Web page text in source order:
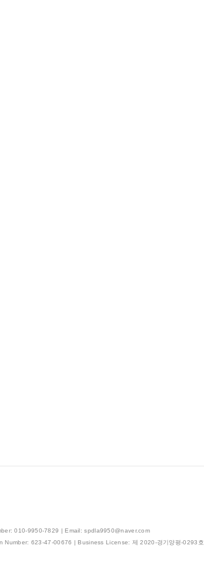
010-9950-7829 | Email: spdla9950@naver.com
Number: 623-47-00676 | Business License: 제 2020-경기양평-0293호